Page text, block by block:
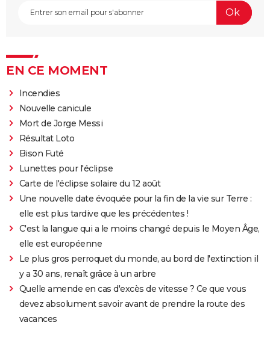
EN CE MOMENT
Incendies
Nouvelle canicule
Mort de Jorge Messi
Résultat Loto
Bison Futé
Lunettes pour l'éclipse
Carte de l'éclipse solaire du 12 août
Une nouvelle date évoquée pour la fin de la vie sur Terre :
elle est plus tardive que les précédentes !
C'est la langue qui a le moins changé depuis le Moyen Âge,
elle est européenne
Le plus gros perroquet du monde, au bord de l'extinction il
y a 30 ans, renaît grâce à un arbre
Quelle amende en cas d'excès de vitesse ? Ce que vous
devez absolument savoir avant de prendre la route des
vacances